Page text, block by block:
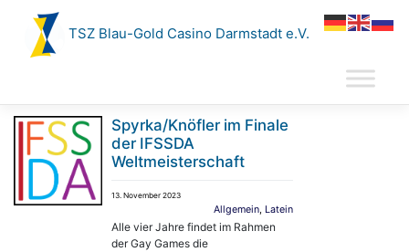
springen
TSZ Blau-Gold Casino Darmstadt e.V.
Spyrka/Knöfler im Finale
der IFSSDA
Weltmeisterschaft
13. November 2023
Allgemein, Latein
Alle vier Jahre findet im Rahmen
der Gay Games die